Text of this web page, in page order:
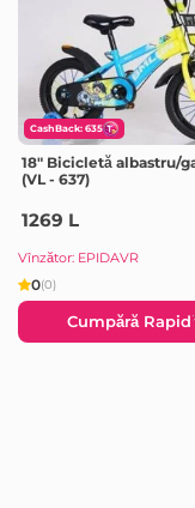
CashBack: 635
18" Bicicletă albastru/
(VL - 637)
1269 L
Vînzător: EPIDAVR
0(0)
Cumpără Rapid